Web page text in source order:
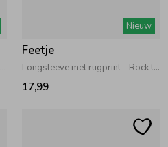
Longsleeve met rugprint - Rock the Earth Blauw
Nieuw
Feetje
Longsleeve met rugprint - Rock the Earth Offwhite
17,99